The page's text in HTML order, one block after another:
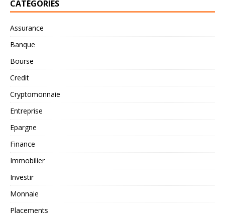
CATÉGORIES
Assurance
Banque
Bourse
Credit
Cryptomonnaie
Entreprise
Epargne
Finance
Immobilier
Investir
Monnaie
Placements